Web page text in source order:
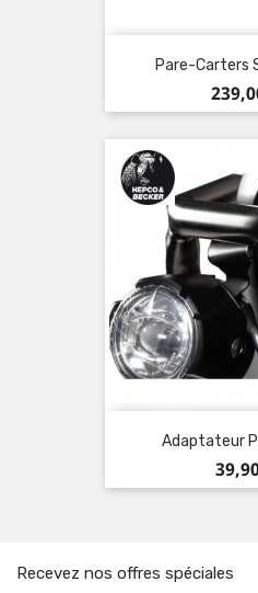
Pare-Carters
Prix
Adaptateur
Prix
Recevez nos offres spéciales